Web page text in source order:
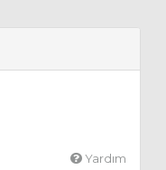
Yardım